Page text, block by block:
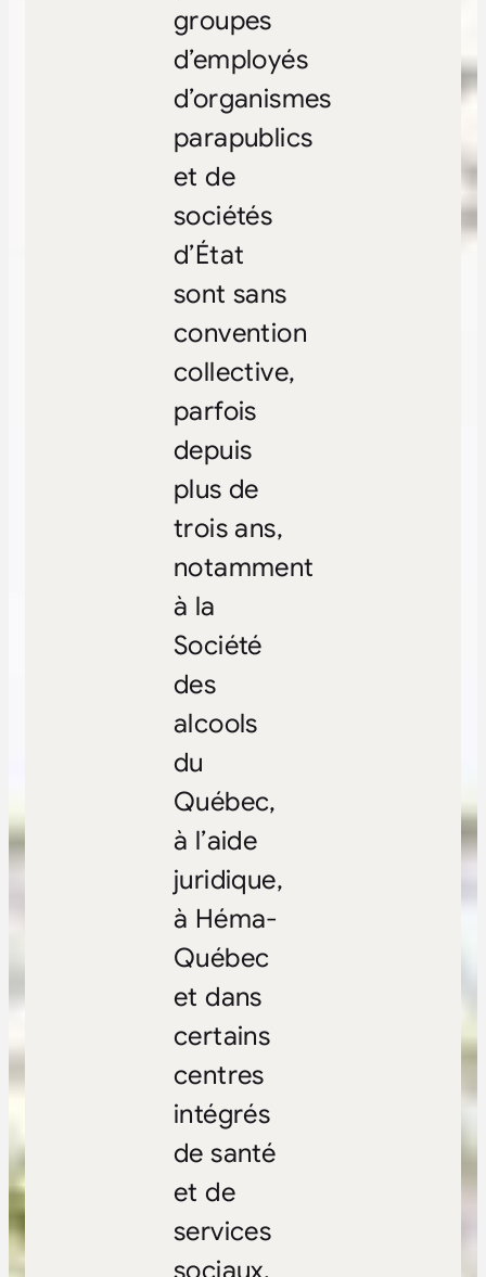
groupes
d’employés
d’organismes
parapublics
et de
sociétés
d’État
sont sans
convention
collective,
parfois
depuis
plus de
trois ans,
notamment
à la
Société
des
alcools
du
Québec,
à l’aide
juridique,
à Héma-
Québec
et dans
certains
centres
intégrés
de santé
et de
services